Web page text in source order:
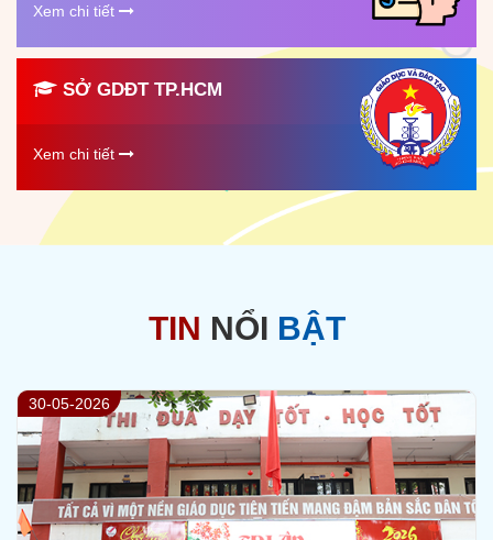
Xem chi tiết
SỞ GDĐT TP.HCM
Xem chi tiết
TIN NỔI BẬT
29-05-2026